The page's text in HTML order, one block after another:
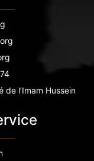
l’Imam Hussein